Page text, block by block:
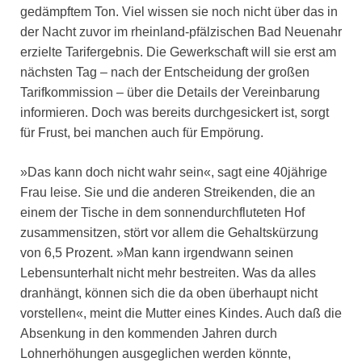
gedämpftem Ton. Viel wissen sie noch nicht über das in
der Nacht zuvor im rheinland-pfälzischen Bad Neuenahr
erzielte Tarifergebnis. Die Gewerkschaft will sie erst am
nächsten Tag – nach der Entscheidung der großen
Tarifkommission – über die Details der Vereinbarung
informieren. Doch was bereits durchgesickert ist, sorgt
für Frust, bei manchen auch für Empörung.
»Das kann doch nicht wahr sein«, sagt eine 40jährige
Frau leise. Sie und die anderen Streikenden, die an
einem der Tische in dem sonnendurchfluteten Hof
zusammensitzen, stört vor allem die Gehaltskürzung
von 6,5 Prozent. »Man kann irgendwann seinen
Lebensunterhalt nicht mehr bestreiten. Was da alles
dranhängt, können sich die da oben überhaupt nicht
vorstellen«, meint die Mutter eines Kindes. Auch daß die
Absenkung in den kommenden Jahren durch
Lohnerhöhungen ausgeglichen werden könnte,